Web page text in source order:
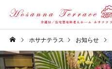
ホサナテラス お知らせ